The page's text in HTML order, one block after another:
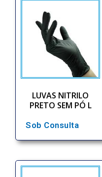
LUVAS NITRILO
PRETO SEM PÓ L
Sob Consulta